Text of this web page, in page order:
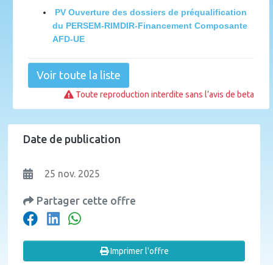
PV Ouverture des dossiers de préqualification
du PERSEM-RIMDIR-Financement Composante
AFD-UE
Voir toute la liste
Toute reproduction interdite sans l’avis de beta
Date de publication
25 nov. 2025
Partager cette offre
Imprimer l'offre